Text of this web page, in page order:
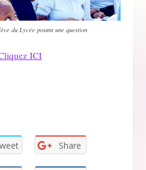
du Lycée posant une question
ICI
Share